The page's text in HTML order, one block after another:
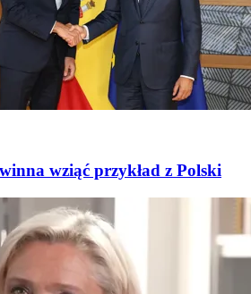
wziąć przykład z Polski